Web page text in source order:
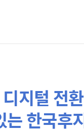
지털 전
한국후